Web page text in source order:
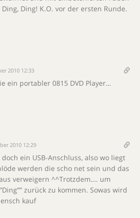
Ding! K.O. vor der ersten Runde.
2010 12:33
ein portabler 0815 DVD Player…
2010 12:29
ein USB-Anschluss, also wo liegt
werden die scho net sein und das
verweigern ^^Trotzdem…. um
zurück zu kommen. Sowas wird
kauf